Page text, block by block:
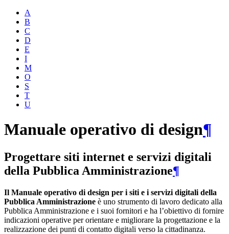
A
B
C
D
E
I
M
O
S
T
U
Manuale operativo di design¶
Progettare siti internet e servizi digitali
della Pubblica Amministrazione¶
Il Manuale operativo di design per i siti e i servizi digitali della
Pubblica Amministrazione è uno strumento di lavoro dedicato alla
Pubblica Amministrazione e i suoi fornitori e ha l’obiettivo di fornire
indicazioni operative per orientare e migliorare la progettazione e la
realizzazione dei punti di contatto digitali verso la cittadinanza.